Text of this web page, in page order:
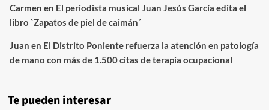
Carmen en El periodista musical Juan Jesús García edita el
libro `Zapatos de piel de caimán´
Juan en El Distrito Poniente refuerza la atención en patología
de mano con más de 1.500 citas de terapia ocupacional
Te pueden interesar